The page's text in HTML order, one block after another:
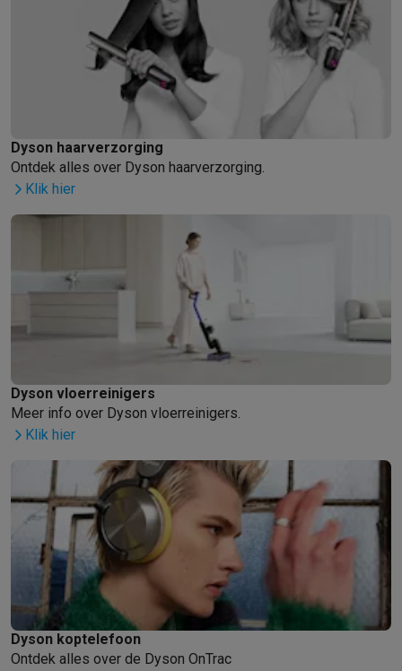
Dyson haarverzorging
Ontdek alles over Dyson haarverzorging.
Klik hier
Dyson vloerreinigers
Meer info over Dyson vloerreinigers.
Klik hier
Dyson koptelefoon
Ontdek alles over de Dyson OnTrac